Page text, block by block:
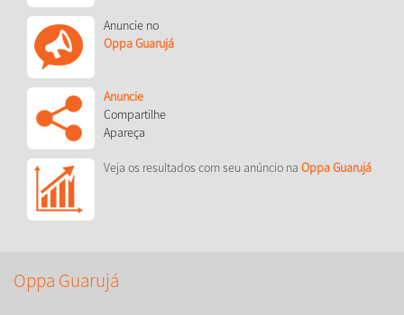
Anuncie no
Oppa Guarujá
Anuncie
Compartilhe
Apareça
Veja os resultados com seu anúncio na Oppa Guarujá
Oppa Guarujá